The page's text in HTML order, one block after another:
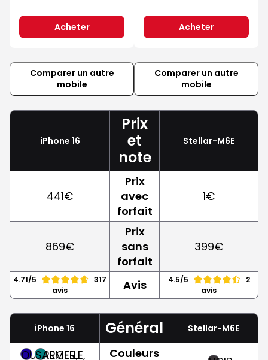
Acheter Acheter
Comparer un autre
mobile
Comparer un autre
mobile
iPhone 16
Prix
et
note
Stellar-M6E
441€
Prix
avec
forfait
1€
869€
Prix
sans
forfait
399€
4.71/5
317
avis
Avis 4.5/5
2
avis
iPhone 16 Général Stellar-M6E
OUTREMER,
SARCELLE,
Couleurs